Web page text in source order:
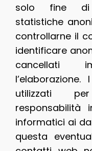
solo fine di
statistiche
controllarne il
identificare
cancellati
utilizzati
informatici ai
questa